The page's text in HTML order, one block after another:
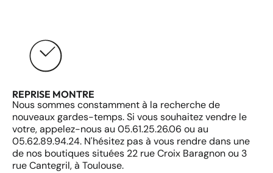
REPRISE MONTRE
Nous sommes constamment à la recherche de
nouveaux gardes-temps. Si vous souhaitez vendre le
votre, appelez-nous au 05.61.25.26.06 ou au
05.62.89.94.24. N'hésitez pas à vous rendre dans une
de nos boutiques situées 22 rue Croix Baragnon ou 3
rue Cantegril, à Toulouse.